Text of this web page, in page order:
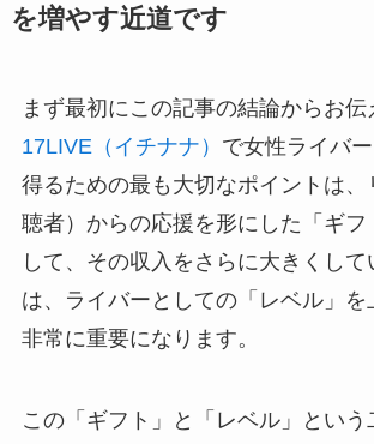
を増やす近道です
まず最初にこの記事の結論からお伝
17LIVE（イチナナ） で女性ライバ
得るための最も大切なポイントは、
聴者）からの応援を形にした「ギフ
して、その収入をさらに大きくして
は、ライバーとしての「レベル」を
非常に重要になります。
この「ギフト」と「レベル」とい